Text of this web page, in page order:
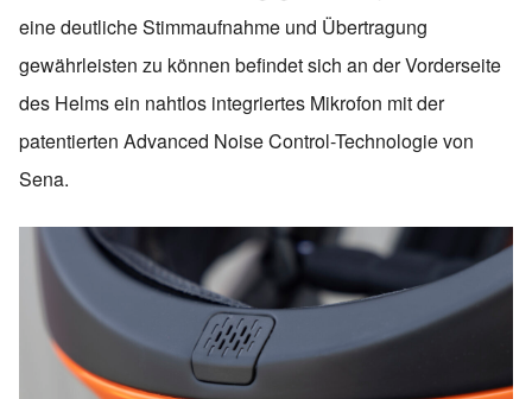
eine deutliche Stimmaufnahme und Übertragung
gewährleisten zu können befindet sich an der Vorderseite
des Helms ein nahtlos integriertes Mikrofon mit der
patentierten Advanced Noise Control-Technologie von
Sena.